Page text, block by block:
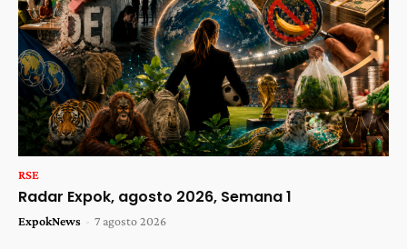
RSE
Radar Expok, agosto 2026, Semana 1
ExpokNews - 7 agosto 2026